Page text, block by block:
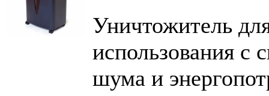
Уничтожитель
использования с
шума и